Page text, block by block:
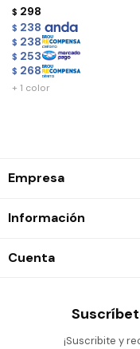
$ 298
$ 238
$ 238
$ 253
$ 268
+ 1 color
Empresa
Información
Cuenta
¡Suscribite y